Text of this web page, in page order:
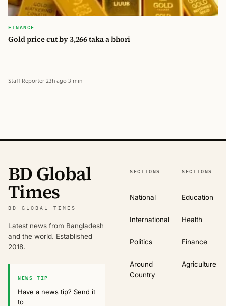
FINANCE
Gold price cut by 3,266 taka a bhori
Staff Reporter·23h ago·3 min
BD Global
Times
BD GLOBAL TIMES
Latest news from Bangladesh
and the world. Established
2018.
NEWS TIP
Have a news tip? Send it
to
SECTIONS
National
International
Politics
Around
Country
SECTIONS
Education
Health
Finance
Agriculture